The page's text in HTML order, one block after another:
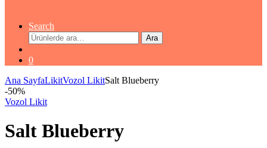
Search
Ara:
Ara
0
Ana SayfaLikitVozol LikitSalt Blueberry
-50%
Vozol Likit
Salt Blueberry